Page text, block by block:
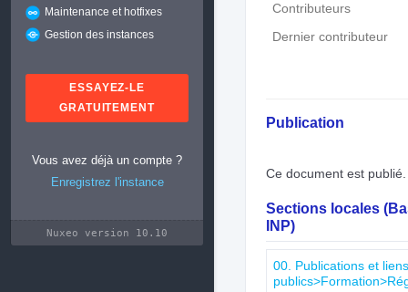
Maintenance et hotfixes
Gestion des instances
ESSAYEZ-LE
GRATUITEMENT
Vous avez déjà un compte ?
Enregistrez l'instance
Nuxeo version 10.10
Contributeurs
Dernier contributeur
Publication
Ce document est publié.
Sections locales
INP)
00. Publications et